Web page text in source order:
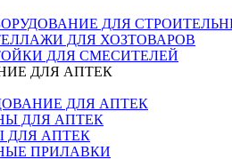
ДЛЯ
ДЛЯ ХОЗТОВАРОВ
ДЛЯ СМЕСИТЕЛЕЙ
ДЛЯ АПТЕК
ДЛЯ АПТЕК
ДЛЯ АПТЕК
АПТЕК
ПРИЛАВКИ